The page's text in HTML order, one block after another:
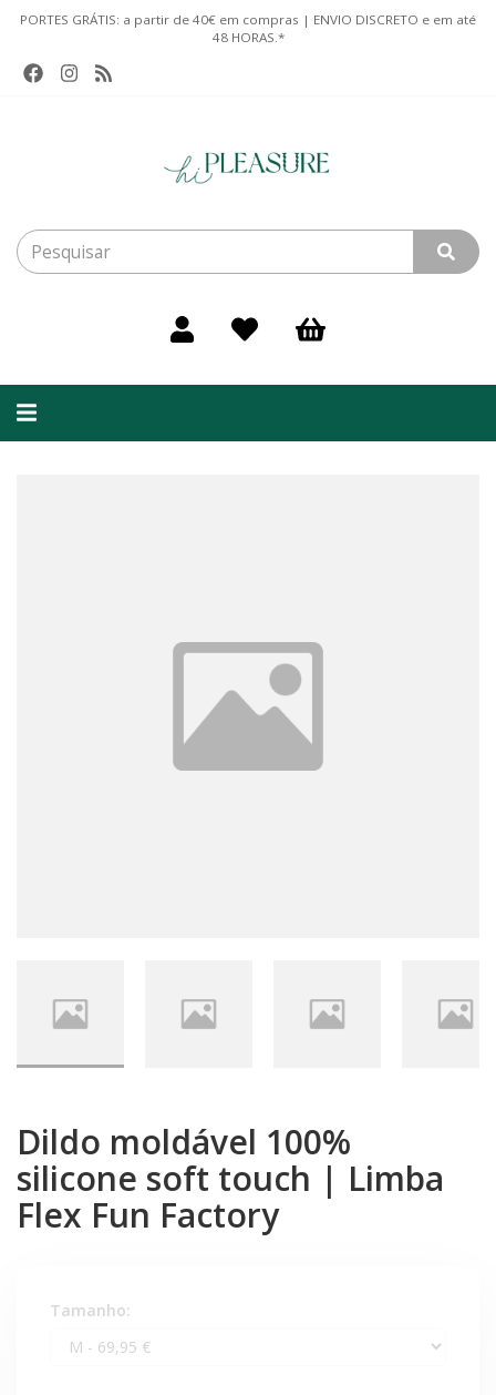
PORTES GRÁTIS: a partir de 40€ em compras | ENVIO DISCRETO e em até
48 HORAS.*
Alternar
Dildo moldável 100%
silicone soft touch | Limba
Flex Fun Factory
Tamanho: